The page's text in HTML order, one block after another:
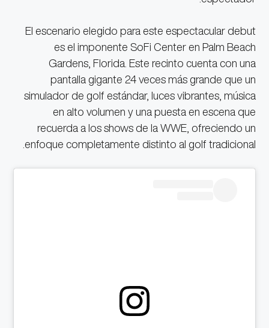
El escenario elegido para este espectacular debut
es el imponente SoFi Center en Palm Beach
Gardens, Florida. Este recinto cuenta con una
pantalla gigante 24 veces más grande que un
simulador de golf estándar, luces vibrantes, música
en alto volumen y una puesta en escena que
recuerda a los shows de la WWE, ofreciendo un
enfoque completamente distinto al golf tradicional.